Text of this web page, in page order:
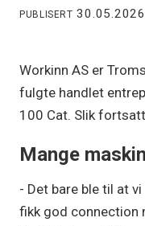
PUBLISERT
Workinn AS er
fulgte handlet
100 Cat. Slik
Mange
- Det bare ble til at
fikk god connection